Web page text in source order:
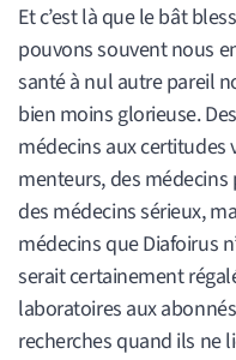
Et c’est là que le bât
pouvons souvent nous
santé à nul autre pareil
bien moins glorieuse.
médecins aux certitudes
menteurs, des
des médecins sérieux,
médecins que Diafoirus
serait certainement
laboratoires aux
recherches quand ils ne